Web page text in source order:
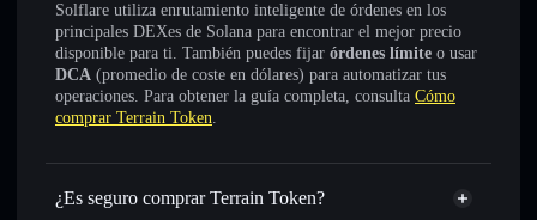
Solflare utiliza enrutamiento inteligente de órdenes en los
principales DEXes de Solana para encontrar el mejor precio
disponible para ti. También puedes fijar órdenes límite o usar
DCA (promedio de coste en dólares) para automatizar tus
operaciones. Para obtener la guía completa, consulta Cómo
comprar Terrain Token.
¿Es seguro comprar Terrain Token?